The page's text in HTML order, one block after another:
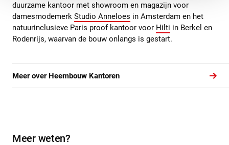
duurzame kantoor met showroom en magazijn voor
damesmodemerk Studio Anneloes in Amsterdam en het
natuurinclusieve Paris proof kantoor voor Hilti in Berkel en
Rodenrijs, waarvan de bouw onlangs is gestart.
Meer over Heembouw Kantoren
Meer weten?